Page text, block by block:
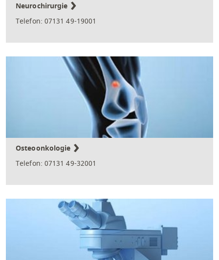
Neurochirurgie
Telefon: 07131 49-19001
Osteoonkologie
Telefon: 07131 49-32001